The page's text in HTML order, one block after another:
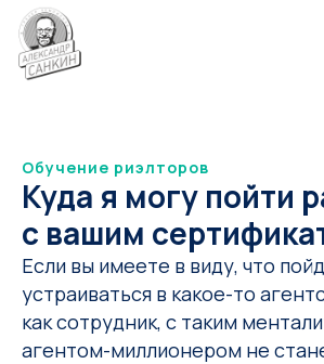
Обучение риэлторов
Куда я могу пойти
с вашим
Если вы имеете в виду, что
устраиваться в какое-то
как сотрудник, с таким
агентом-миллионером не